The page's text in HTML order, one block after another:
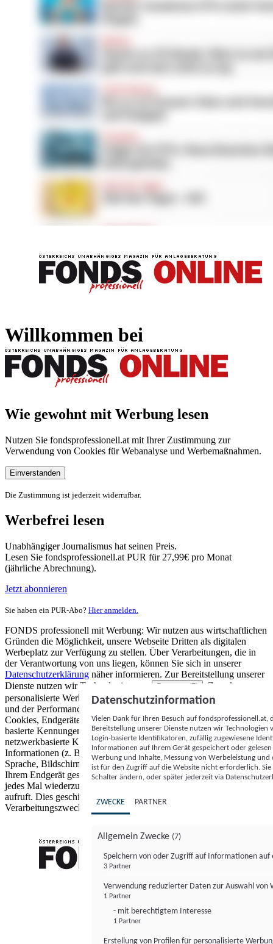
Willkommen bei
Wie gewohnt mit Werbung lesen
Nutzen Sie fondsprofessionell.at mit Ihrer Zustimmung zur
Verwendung von Cookies für Webanalyse und Werbemaßnahmen.
Einverstanden
Die Zustimmung ist jederzeit widerrufbar.
Werbefrei lesen
Unabhängiger Journalismus hat seinen Preis.
Lesen Sie fondsprofessionell.at PUR für 27,99€ pro Monat
(jährliche Abrechnung).
Jetzt abonnieren
Sie haben ein PUR-Abo? Hier anmelden.
FONDS professionell mit Werbung: Wir nutzen aus wirtschaftlichen
Gründen die Möglichkeit, unsere Webseite Dritten als digitalen
Werbeplatz zur Verfügung zu stellen. Über Verarbeitungen, die in
der Verantwortung von uns liegen, können Sie sich in unserer
Datenschutzerklärung näher informieren. Zur Bereitstellung unserer
Dienste nutzen wir Technologien von
Partnern (5)
. Zwecke:
personalisierte Werbung und Inhalte, Messung von Werbeleistung
und der Performance von Inhalten sowie Zielgruppenforschung.
Cookies, Endgeräte- oder ähnliche Online-Kennungen (z. B. login-
basierte Kennungen, zufällig generierte Kennungen,
netzwerkbasierte Kennungen) können zusammen mit anderen
Informationen (z. B. Browsertyp und Browserinformationen,
Sprache, Bildschirmgröße, unterstützte Technologien usw.) auf
Ihrem Endgerät gespeichert oder von dort ausgelesen werden, um es
jedes Mal wiederzuerkennen, wenn es eine App oder einer Webseite
aufruft. Dies geschieht für einen oder mehrere der hier aufgeführten
Verarbeitungszwecke.
Datenschutzinformation
Vielen Dank für Ihren Besuch auf
Bereitstellung unserer Dienste nutzen wir Technologien
Login-basierte Identifikatoren, zufällig zugewiesene
Informationen auf Ihrem Gerät gespeichert oder
Werbung und Inhalte, Messung von Werbeleistung
ist für den Zugriff auf die Website nicht erforderlich.
Schalter ändern, oder später jederzeit via
ZWECKE PARTNER
Allgemein Zwecke (7)
Speichern von oder Zugriff auf Informationen auf
3 Partner
Verwendung reduzierter Daten zur Auswahl von
1 Partner
- mit berechtigtem Interesse
1 Partner
Erstellung von Profilen für personalisierte
FONDS professionell